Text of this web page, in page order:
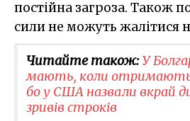
постійна загроза. Також
сили не можуть жалітися
Читайте також:У
мають, коли отримають
бо у США назвали вкрай
зривів строків